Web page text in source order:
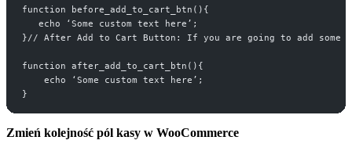
function before_add_to_cart_btn(){
   echo ‘Some custom text here’;
}// After Add to Cart Button: If you are going to add some
function after_add_to_cart_btn(){
    echo ‘Some custom text here’;
}
Zmień kolejność pól kasy w WooCommerce